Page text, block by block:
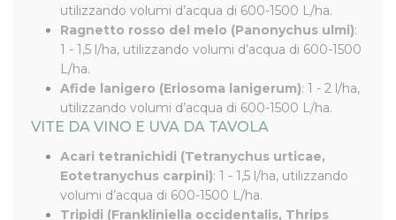
utilizzando volumi d’acqua di 600-1500 L/ha.
Ragnetto rosso del melo (Panonychus ulmi):
1 - 1,5 l/ha, utilizzando volumi d’acqua di 600-1500
L/ha.
Afide lanigero (Eriosoma lanigerum): 1 - 2 l/ha,
utilizzando volumi d’acqua di 600-1500 L/ha.
VITE DA VINO E UVA DA TAVOLA
Acari tetranichidi (Tetranychus urticae,
Eotetranychus carpini): 1 - 1,5 l/ha, utilizzando
volumi d’acqua di 600-1500 L/ha.
Tripidi (Frankliniella occidentalis, Thrips